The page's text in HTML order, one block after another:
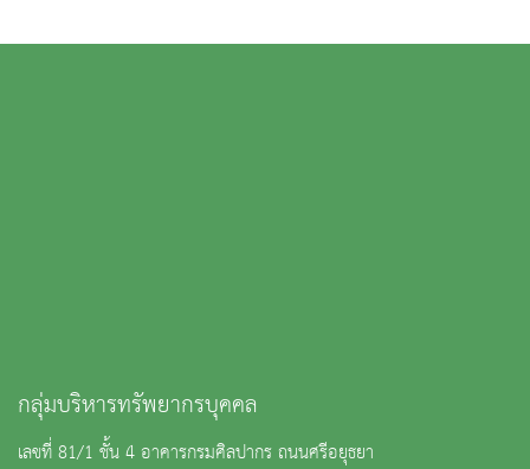
กลุ่มบริหารทรัพยากรบุคคล
เลขที่ 81/1 ชั้น 4 อาคารกรมศิลปากร ถนนศรีอยุธยา